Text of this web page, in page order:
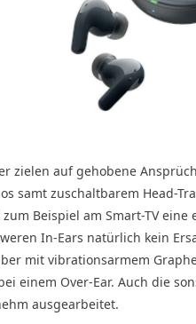
zielen auf gehobene
samt zuschaltbarem Head-
Beispiel am Smart-TV
In-Ears natürlich kein
mit vibrationsarmem
einem Over-Ear. Auch die
ausgearbeitet.